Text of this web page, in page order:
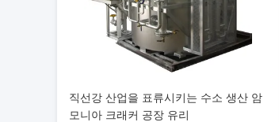
직선강 산업을 표류시키는 수소 생산 암
모니아 크래커 공장 유리